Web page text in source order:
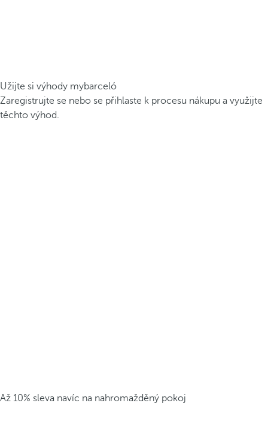
Užijte si výhody mybarceló
Zaregistrujte se nebo se přihlaste k procesu nákupu a využijte
těchto výhod.
Až 10% sleva navíc na nahromažděný pokoj